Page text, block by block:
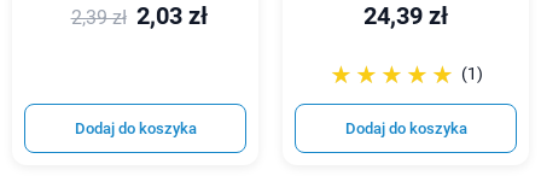
2,39 zł 2,03 zł
Dodaj do koszyka
24,39 zł
☆☆☆☆☆
★★★★★ (1)
Dodaj do koszyka